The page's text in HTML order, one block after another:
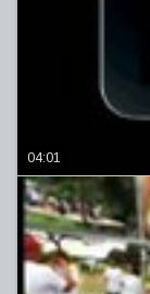
04:01